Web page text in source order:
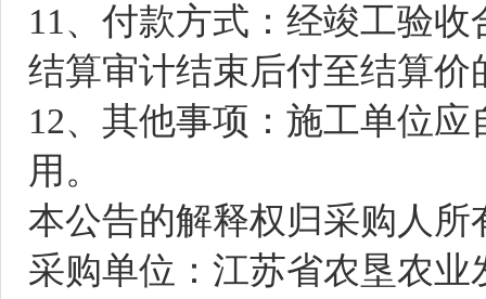
11、付款方式：经竣工验
结算审计结束后付至结算价
12、其他事项：施工单位
用。
本公告的解释权归采购人所
采购单位：江苏省农垦农